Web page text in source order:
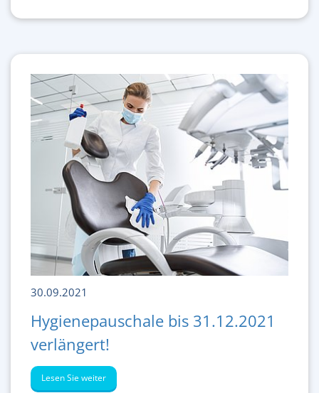
30.09.2021
Hygienepauschale bis 31.12.2021
verlängert!
Lesen Sie weiter